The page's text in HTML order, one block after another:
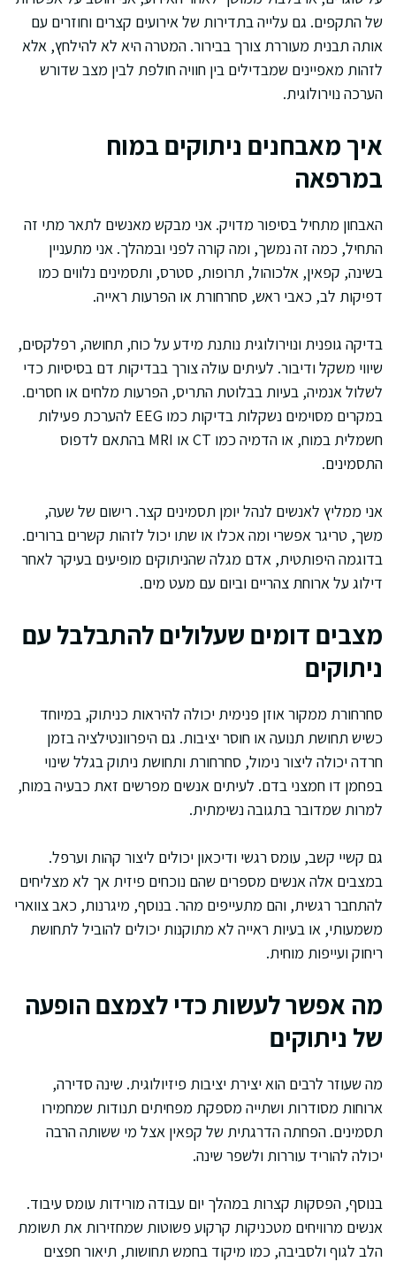
של התקפים. גם עלייה בתדירות של אירועים קצרים וחוזרים עם
אותה תבנית מעוררת צורך בבירור. המטרה היא לא להילחץ, אלא
לזהות מאפיינים שמבדילים בין חוויה חולפת לבין מצב שדורש
הערכה נוירולוגית.
איך מאבחנים ניתוקים במוח
במרפאה
האבחון מתחיל בסיפור מדויק. אני מבקש מאנשים לתאר מתי זה
התחיל, כמה זה נמשך, ומה קורה לפני ובמהלך. אני מתעניין
בשינה, קפאין, אלכוהול, תרופות, סטרס, ותסמינים נלווים כמו
דפיקות לב, כאבי ראש, סחרחורת או הפרעות ראייה.
בדיקה גופנית ונוירולוגית נותנת מידע על כוח, תחושה, רפלקסים,
שיווי משקל ודיבור. לעיתים עולה צורך בבדיקות דם בסיסיות כדי
לשלול אנמיה, בעיות בבלוטת התריס, הפרעות מלחים או חסרים.
במקרים מסוימים נשקלות בדיקות כמו EEG להערכת פעילות
חשמלית במוח, או הדמיה כמו CT או MRI בהתאם לדפוס
התסמינים.
אני ממליץ לאנשים לנהל יומן תסמינים קצר. רישום של שעה,
משך, טריגר אפשרי ומה אכלו או שתו יכול לזהות קשרים ברורים.
בדוגמה היפותטית, אדם מגלה שהניתוקים מופיעים בעיקר לאחר
דילוג על ארוחת צהריים וביום עם מעט מים.
מצבים דומים שעלולים להתבלבל עם
ניתוקים
סחרחורת ממקור אוזן פנימית יכולה להיראות כניתוק, במיוחד
כשיש תחושת תנועה או חוסר יציבות. גם היפרוונטילציה בזמן
חרדה יכולה ליצור נימול, סחרחורת ותחושת ניתוק בגלל שינוי
בפחמן דו חמצני בדם. לעיתים אנשים מפרשים זאת כבעיה במוח,
למרות שמדובר בתגובה נשימתית.
גם קשיי קשב, עומס רגשי ודיכאון יכולים ליצור קהות וערפל.
במצבים אלה אנשים מספרים שהם נוכחים פיזית אך לא מצליחים
להתחבר רגשית, והם מתעייפים מהר. בנוסף, מיגרנות, כאב צווארי
משמעותי, או בעיות ראייה לא מתוקנות יכולים להוביל לתחושת
ריחוק ועייפות מוחית.
מה אפשר לעשות כדי לצמצם הופעה
של ניתוקים
מה שעוזר לרבים הוא יצירת יציבות פיזיולוגית. שינה סדירה,
ארוחות מסודרות ושתייה מספקת מפחיתים תנודות שמחמירו
תסמינים. הפחתה הדרגתית של קפאין אצל מי ששותה הרבה
יכולה להוריד עוררות ולשפר שינה.
בנוסף, הפסקות קצרות במהלך יום עבודה מורידות עומס עיבוד.
אנשים מרוויחים מטכניקות קרקוע פשוטות שמחזירות את תשומת
הלב לגוף ולסביבה, כמו מיקוד בחמש תחושות, תיאור חפצים